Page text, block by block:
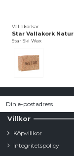
Vallakorkar
Star Vallakork Natur
Star Ski Wax
Villkor
Köpvillkor
Integritetspolicy